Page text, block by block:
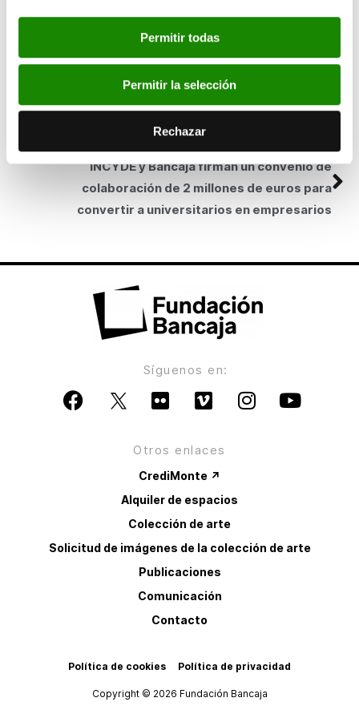
Permitir todas
Permitir la selección
Rechazar
INCYDE y Bancaja firman un convenio de
colaboración de 2 millones de euros para
convertir a universitarios en empresarios
Bancaja muestra la España de Sorolla a través
de los fondos fotográficos de la Hispanic
Society of America
Síguenos en:
Otros enlaces
CrediMonte ↗
Alquiler de espacios
Colección de arte
Solicitud de imágenes de la colección de arte
Publicaciones
Comunicación
Contacto
Política de cookies Política de privacidad
Copyright © 2026 Fundación Bancaja